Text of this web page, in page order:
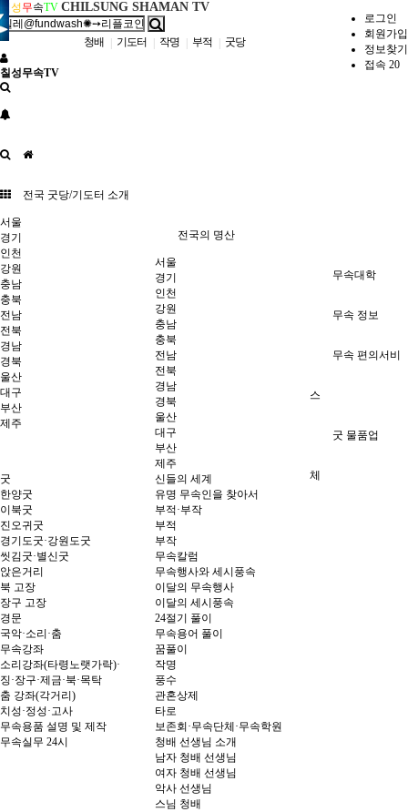
로그인
회원가입
정보찾기
접속 20
칠 성무속TV CHILSUNG SHAMAN TV
청배 기도터 작명 부적 굿당
칠성무속TV
전국 굿당/기도터 소개
서울
경기
인천
강원
충남
충북
전남
전북
경남
경북
울산
대구
부산
제주
전국의 명산
서울
경기
인천
강원
충남
충북
전남
전북
경남
경북
울산
대구
부산
제주
무속대학
굿
한양굿
이북굿
진오귀굿
경기도굿·강원도굿
씻김굿·별신굿
앉은거리
북 고장
장구 고장
경문
국악·소리·춤
무속강좌
소리강좌(타령노랫가락)·
징·장구·제금·북·목탁
춤 강좌(각거리)
치성·정성·고사
무속용품 설명 및 제작
무속실무 24시
무속 정보
신들의 세계
유명 무속인을 찾아서
부적·부작
부적
부작
무속칼럼
무속행사와 세시풍속
이달의 무속행사
이달의 세시풍속
24절기 풀이
무속용어 풀이
꿈풀이
작명
풍수
관혼상제
타로
보존회·무속단체·무속학원
무속 편의서비
스
청배 선생님 소개
남자 청배 선생님
여자 청배 선생님
악사 선생님
스님 청배
굿 물품업
체